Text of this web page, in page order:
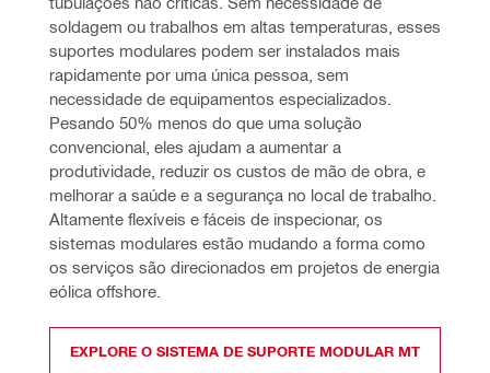
soldagem ou trabalhos em altas temperaturas, esses
suportes modulares podem ser instalados mais
rapidamente por uma única pessoa, sem
necessidade de equipamentos especializados.
Pesando 50% menos do que uma solução
convencional, eles ajudam a aumentar a
produtividade, reduzir os custos de mão de obra, e
melhorar a saúde e a segurança no local de trabalho.
Altamente flexíveis e fáceis de inspecionar, os
sistemas modulares estão mudando a forma como
os serviços são direcionados em projetos de energia
eólica offshore.
EXPLORE O SISTEMA DE SUPORTE MODULAR MT